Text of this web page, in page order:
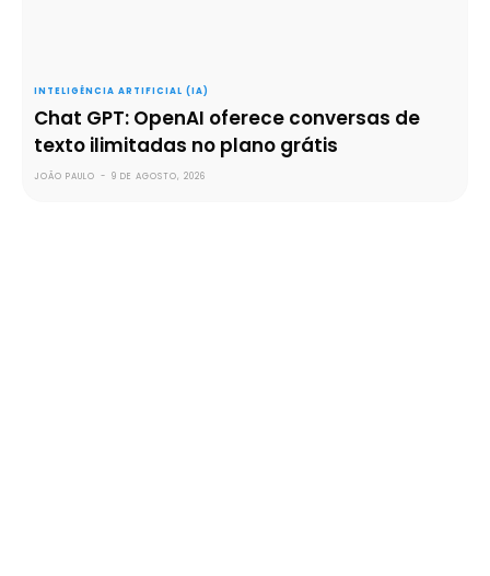
INTELIGÊNCIA ARTIFICIAL (IA)
Chat GPT: OpenAI oferece conversas de
texto ilimitadas no plano grátis
JOÃO PAULO - 9 DE AGOSTO, 2026